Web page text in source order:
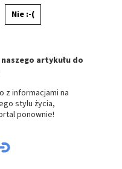
Nie :-(
artykułu do
z informacjami na
stylu życia,
ponownie!